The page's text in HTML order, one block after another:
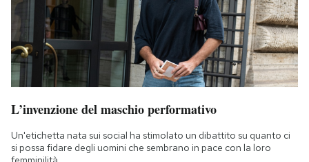
L’invenzione del maschio performativo
Un'etichetta nata sui social ha stimolato un dibattito su quanto ci
si possa fidare degli uomini che sembrano in pace con la loro